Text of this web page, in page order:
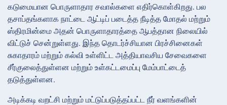
கடுமையான பொருளாதார சவால்களை எதிர்கொள்கிறது. பல
தசாப்தங்களாக நாட்டை ஆட்டிப் படைத்த நீடித்த மோதல் மற்றும்
ஸ்திரமின்மை அதன் பொருளாதாரத்தை ஆபத்தான நிலையில்
விட்டுச் சென்றுள்ளது. இந்த தொடர்ச்சியான பிரச்சினைகள்
சுகாதாரம் மற்றும் கல்வி உள்ளிட்ட அத்தியாவசிய சேவைகளை
சீர்குலைத்துள்ளன மற்றும் உள்கட்டமைப்பு மேம்பாட்டைத்
தடுத்துள்ளன.
அடிக்கடி வறட்சி மற்றும் மட்டுப்படுத்தப்பட்ட நீர் வளங்களின்